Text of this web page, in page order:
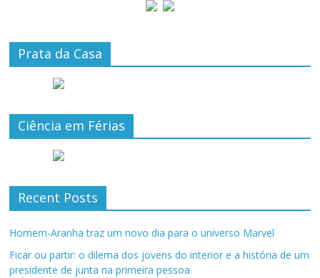
Prata da Casa
Ciência em Férias
Recent Posts
Homem-Aranha traz um novo dia para o universo Marvel
Ficar ou partir: o dilema dos jovens do interior e a história de um
presidente de junta na primeira pessoa